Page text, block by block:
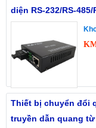
diện RS-232/RS-485/
Thiết bị chuyển đổi
truyền dẫn quang từ